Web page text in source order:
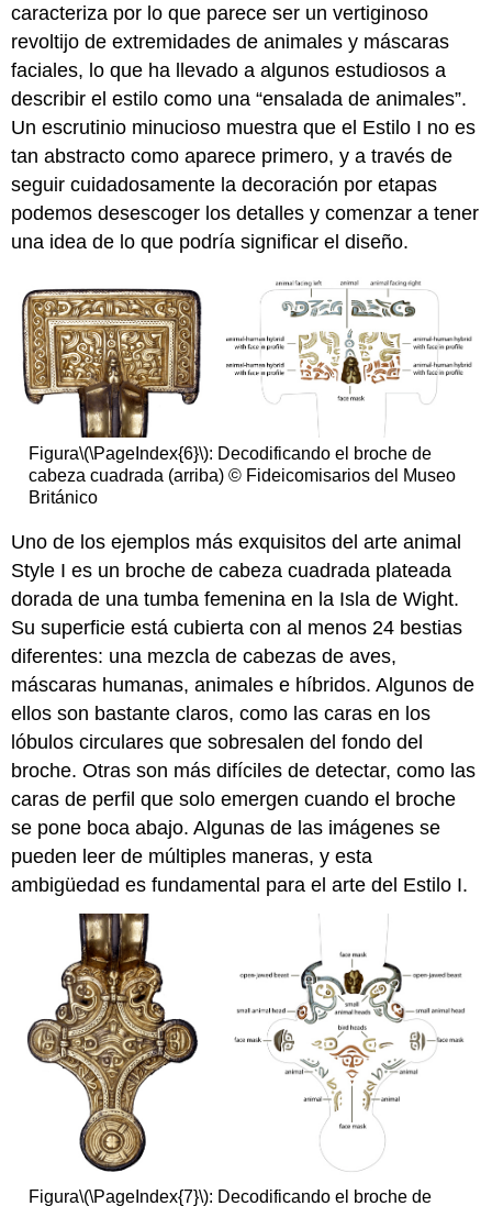
caracteriza por lo que parece ser un vertiginoso
revoltijo de extremidades de animales y máscaras
faciales, lo que ha llevado a algunos estudiosos a
describir el estilo como una “ensalada de animales”.
Un escrutinio minucioso muestra que el Estilo I no es
tan abstracto como aparece primero, y a través de
seguir cuidadosamente la decoración por etapas
podemos desescoger los detalles y comenzar a tener
una idea de lo que podría significar el diseño.
Figura\(\PageIndex{6}\): Decodificando el broche de
cabeza cuadrada (arriba) © Fideicomisarios del Museo
Británico
Uno de los ejemplos más exquisitos del arte animal
Style I es un broche de cabeza cuadrada plateada
dorada de una tumba femenina en la Isla de Wight.
Su superficie está cubierta con al menos 24 bestias
diferentes: una mezcla de cabezas de aves,
máscaras humanas, animales e híbridos. Algunos de
ellos son bastante claros, como las caras en los
lóbulos circulares que sobresalen del fondo del
broche. Otras son más difíciles de detectar, como las
caras de perfil que solo emergen cuando el broche
se pone boca abajo. Algunas de las imágenes se
pueden leer de múltiples maneras, y esta
ambigüedad es fundamental para el arte del Estilo I.
Figura\(\PageIndex{7}\): Decodificando el broche de